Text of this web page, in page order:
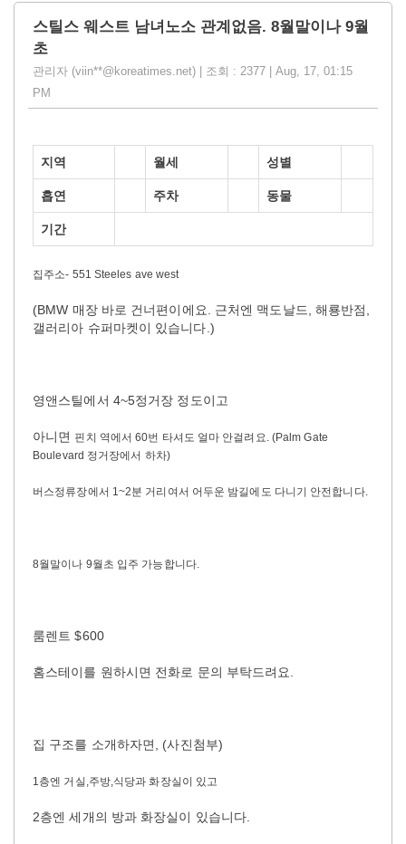
스틸스 웨스트 남녀노소 관계없음. 8월말이나 9월
초
관리자 (viin**@koreatimes.net) | 조회 : 2377 | Aug, 17, 01:15
PM
지역 월세 성별
흡연 주차 동물
기간
집주소- 551 Steeles ave west
(BMW 매장 바로 건너편이에요. 근처엔 맥도날드, 해룡반점,
갤러리아 슈퍼마켓이 있습니다.)
영앤스틸에서 4~5정거장 정도이고
아니면 핀치 역에서 60번 타셔도 얼마 안걸려요. (Palm Gate
Boulevard 정거장에서 하차)
버스정류장에서 1~2분 거리여서 어두운 밤길에도 다니기 안전합니다.
8월말이나 9월초 입주 가능합니다.
룸렌트 $600
홈스테이를 원하시면 전화로 문의 부탁드려요.
집 구조를 소개하자면, (사진첨부)
1층엔 거실,주방,식당과 화장실이 있고
2층엔 세개의 방과 화장실이 있습니다.